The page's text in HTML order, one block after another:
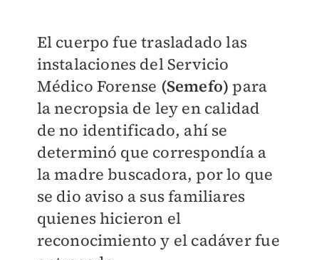
El cuerpo fue trasladado las
instalaciones del Servicio
Médico Forense (Semefo) para
la necropsia de ley en calidad
de no identificado, ahí se
determinó que correspondía a
la madre buscadora, por lo que
se dio aviso a sus familiares
quienes hicieron el
reconocimiento y el cadáver fue